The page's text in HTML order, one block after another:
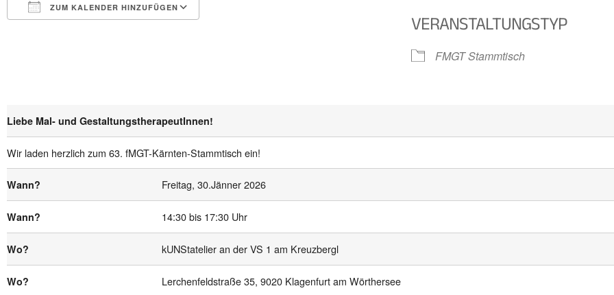
ZUM KALENDER HINZUFÜGEN
iCalendar
VERANSTALTUNGSTYP
FMGT Stammtisch
Liebe Mal- und GestaltungstherapeutInnen!
Wir laden herzlich zum 63. fMGT-Kärnten-Stammtisch ein!
Wann? Freitag, 30.Jänner 2026
Wann? 14:30 bis 17:30 Uhr
Wo? kUNStatelier an der VS 1 am Kreuzbergl
Wo? Lerchenfeldstraße 35, 9020 Klagenfurt am Wörthersee